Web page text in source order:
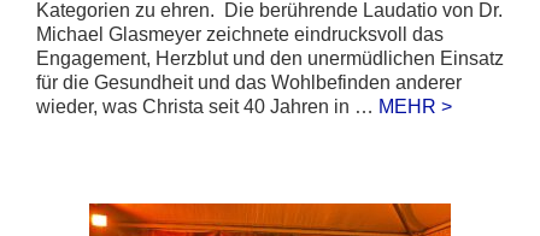
Kategorien zu ehren. Die berührende Laudatio von Dr.
Michael Glasmeyer zeichnete eindrucksvoll das
Engagement, Herzblut und den unermüdlichen Einsatz
für die Gesundheit und das Wohlbefinden anderer
wieder, was Christa seit 40 Jahren in … MEHR >